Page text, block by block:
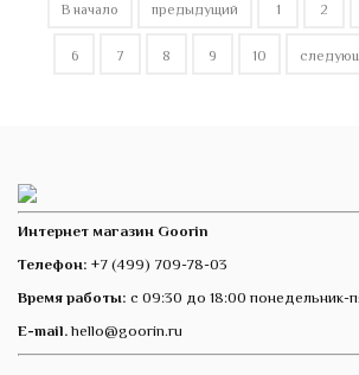
В начало предыдущий 1 2
6 7 8 9 10
Интернет магазин Goorin
Телефон: +7 (499) 709-78-03
Время работы: с 09:30 до 18:00 понедельник-
E-mail. hello@goorin.ru